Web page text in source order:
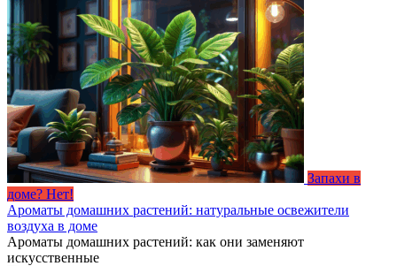
Запахи в
доме? Нет!
Ароматы домашних растений: натуральные освежители
воздуха в доме
Ароматы домашних растений: как они заменяют
искусственные